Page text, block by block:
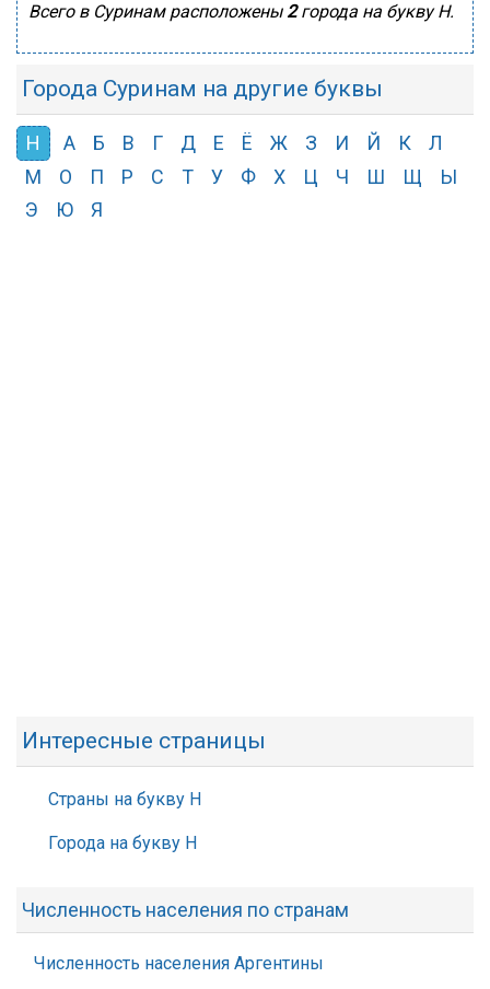
Всего в Суринам расположены 2города на букву Н.
Города Суринам на другие буквы
Н А Б В Г Д Е Ё Ж З И Й К
Л
М
О П Р С Т У Ф Х Ц Ч Ш Щ
Ы
Э
Ю Я
Интересные страницы
Страны на букву Н
Города на букву Н
Численность населения по странам
Численность населения Аргентины